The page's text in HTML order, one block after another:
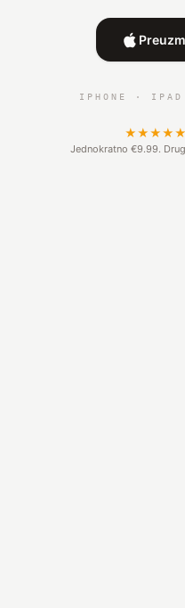
IPHONE ·
★★★★★
Jednokratno €9.99.